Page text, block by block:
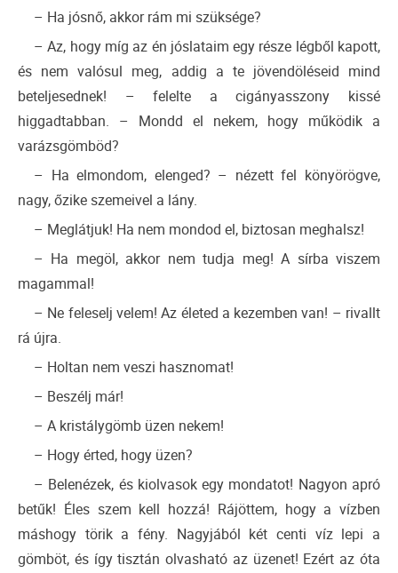
– Ha jósnő, akkor rám mi szüksége?
– Az, hogy míg az én jóslataim egy része légből kapott,
és nem valósul meg, addig a te jövendöléseid mind
beteljesednek! – felelte a cigányasszony kissé
higgadtabban. – Mondd el nekem, hogy működik a
varázsgömböd?
– Ha elmondom, elenged? – nézett fel könyörögve,
nagy, őzike szemeivel a lány.
– Meglátjuk! Ha nem mondod el, biztosan meghalsz!
– Ha megöl, akkor nem tudja meg! A sírba viszem
magammal!
– Ne feleselj velem! Az életed a kezemben van! – rivallt
rá újra.
– Holtan nem veszi hasznomat!
– Beszélj már!
– A kristálygömb üzen nekem!
– Hogy érted, hogy üzen?
– Belenézek, és kiolvasok egy mondatot! Nagyon apró
betűk! Éles szem kell hozzá! Rájöttem, hogy a vízben
máshogy törik a fény. Nagyjából két centi víz lepi a
gömböt, és így tisztán olvasható az üzenet! Ezért az óta